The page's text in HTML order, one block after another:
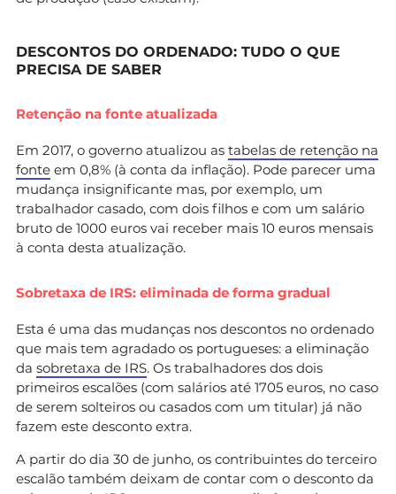
DESCONTOS DO ORDENADO: TUDO O QUE
PRECISA DE SABER
Retenção na fonte atualizada
Em 2017, o governo atualizou as tabelas de retenção na
fonte em 0,8% (à conta da inflação). Pode parecer uma
mudança insignificante mas, por exemplo, um
trabalhador casado, com dois filhos e com um salário
bruto de 1000 euros vai receber mais 10 euros mensais
à conta desta atualização.
Sobretaxa de IRS: eliminada de forma gradual
Esta é uma das mudanças nos descontos no ordenado
que mais tem agradado os portugueses: a eliminação
da sobretaxa de IRS. Os trabalhadores dos dois
primeiros escalões (com salários até 1705 euros, no caso
de serem solteiros ou casados com um titular) já não
fazem este desconto extra.
A partir do dia 30 de junho, os contribuintes do terceiro
escalão também deixam de contar com o desconto da